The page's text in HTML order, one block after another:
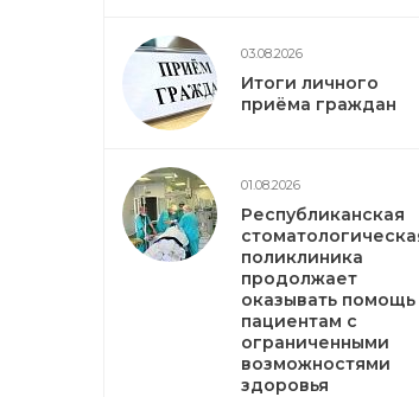
03.08.2026
Итоги личного
приёма граждан
01.08.2026
Республиканская
поликлиника
продолжает
оказывать помощь
пациентам с
ограниченными
возможностями
здоровья